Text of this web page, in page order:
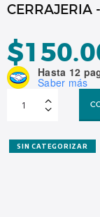
CERRAJERIA
$
Hasta 12
Saber más
CUOTA
SIN CATEGORIZAR